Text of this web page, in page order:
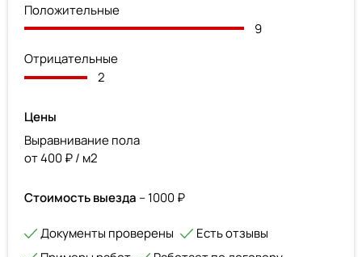
Положительные
9
Отрицательные
2
Цены
Выравнивание пола
от 400 ₽ / м2
Стоимость выезда – 1000 ₽
Документы проверены
Есть отзывы